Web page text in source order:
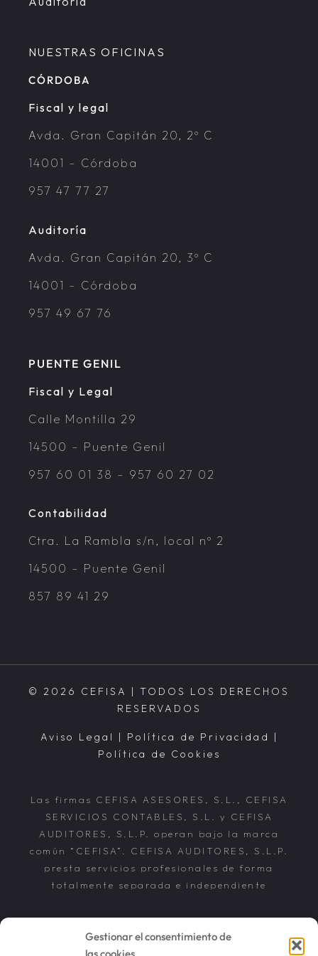
Gestionar el consentimiento de
NUESTRAS OFICINAS
CÓRDOBA
Fiscal y legal
Avda. Gran Capitán 20, 2º C
14001 – Córdoba
957 47 77 27
Auditoría
Avda. Gran Capitán 20, 3º C
14001 – Córdoba
957 49 67 76
PUENTE GENIL
Fiscal y Legal
Calle Montilla 29
14500 – Puente Genil
957 60 01 38 – 957 60 27 02
Contabilidad
Ctra. La Rambla s/n, local nº 2
14500 – Puente Genil
857 89 41 29
© 2026 CEFISA | TODOS LOS DERECHOS
RESERVADOS
Aviso Legal | Política de Privacidad
|
Política de Cookies
Las firmas CEFISA ASESORES, S.L., CEFISA
SERVICIOS CONTABLES, S.L. y CEFISA
AUDITORES, S.L.P. operan bajo la marca
común “CEFISA”. CEFISA AUDITORES, S.L.P.
presta servicios profesionales de forma
totalmente separada e independiente